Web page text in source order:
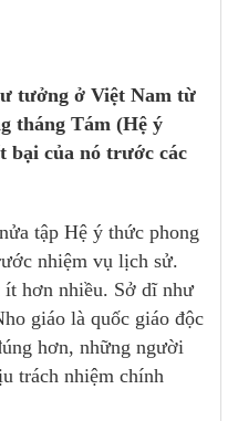
tưởng ở Việt Nam từ
tháng Tám (Hệ ý
bại của nó trước các
tập Hệ ý thức phong
nhiệm vụ lịch sử.
ít hơn nhiều. Sở dĩ như
giáo là quốc giáo độc
hơn, những người
trách nhiệm chính